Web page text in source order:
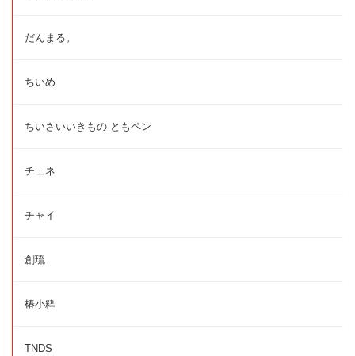
だんまる。
ちいめ
ちいさいいきもの ともペン
チェネ
チャイ
創琉
椿小粋
TNDS